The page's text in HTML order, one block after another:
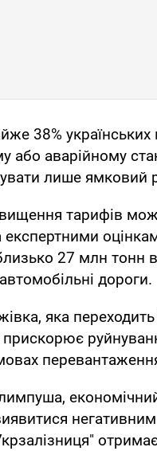
38%
або аварійному
лише ямковий
тарифів
експертними
27 млн тонн
дороги.
яка переходить
прискорює